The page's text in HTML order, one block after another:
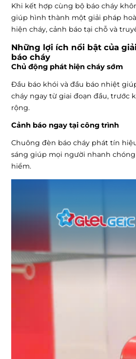
Khi kết hợp cùng bộ báo cháy
giúp hình thành một giải pháp
hiện cháy, cảnh báo tại chỗ và
Những lợi ích nổi bật của
báo cháy
Chủ động phát hiện cháy sớm
Đầu báo khói và đầu báo nhiệt
cháy ngay từ giai đoạn đầu, trước
rộng.
Cảnh báo ngay tại công trình
Chuông đèn báo cháy phát tín
sáng giúp mọi người nhanh
hiểm.